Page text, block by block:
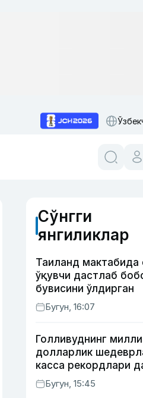
Сўнгги
янгиликлар
Таиланд мактабида
ўқувчи дастлаб
бувисини ўлдирган
Бугун, 16:07
Голливуднинг
долларлик
касса рекордлари
бошлаб берган 4 та
Бугун, 15:45